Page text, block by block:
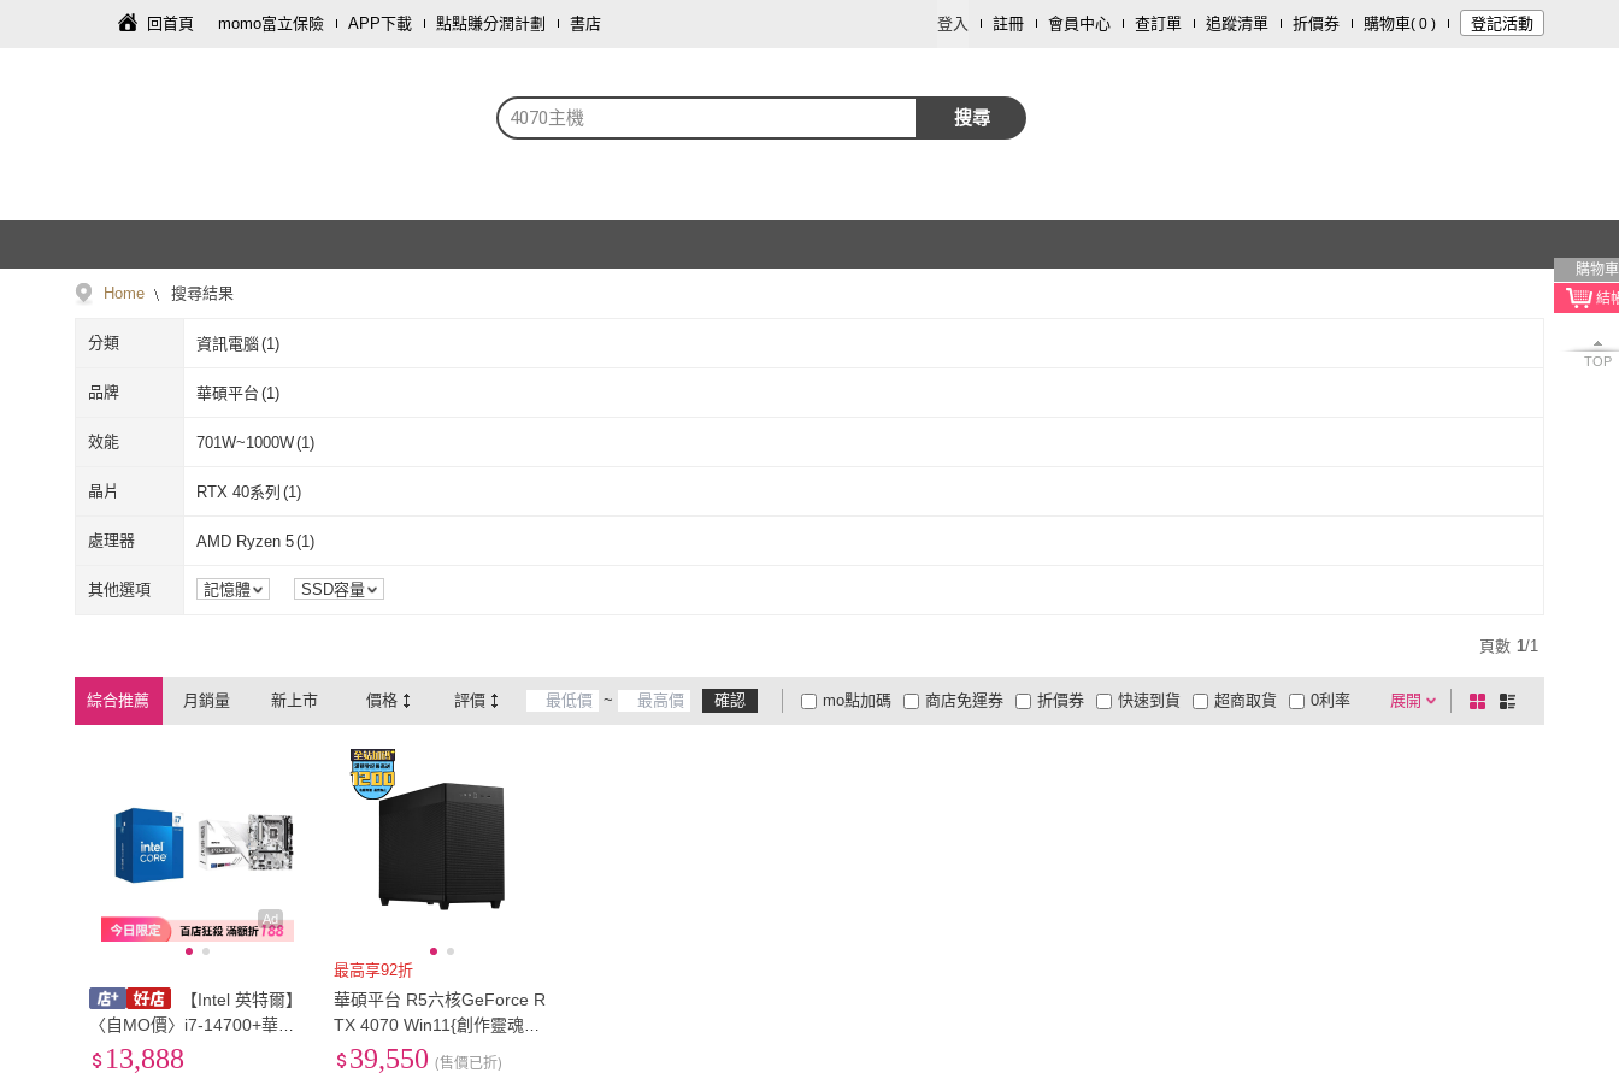
回首頁 momo富立保險 APP下載 點點賺分潤計劃 書店 登入 註冊 會員中心 查訂單 追蹤清單 折價券 購物車( 0 ) 登記活動
4070主機 搜尋
購物車
TOP
Home 搜尋結果
分類 資訊電腦(1)
品牌 華碩平台 (1)
華碩平台(1)
效能 701W~1000W(1)
701W~1000W
晶片 RTX 40系列 (1)
RTX 40系列 (1
處理器 AMD Ryzen 5(1)
AMD Ryzen 5(1)
其他選項 記憶體 SSD容量
頁數 1/1
綜合推薦 月銷量 新上市 價格 評價 ~ 確認 展開
折價券
有影片
商品有量 電視購物
mo點加碼 快速到貨 超商取貨
大家電安心配
大家電快配
商店免運券 0利率
棋
盤
列
Ad
【Intel 英特爾】
〈自MO價〉i7-14700+華擎
B760M-HDV D5 MATX主機
13,888
最高享92折
華碩平台 R5六核GeForce R
TX 4070 Win11{創作靈魂W}
創作者專用主機(R5-5600/32
39,550 (售價已折)